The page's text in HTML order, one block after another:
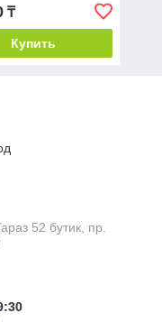
₸
Купить
52 бутик, пр.